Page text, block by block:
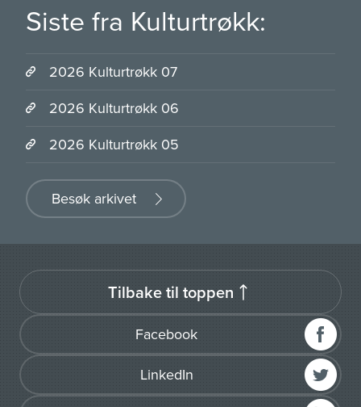
Siste fra Kulturtrøkk:
2026 Kulturtrøkk 07
2026 Kulturtrøkk 06
2026 Kulturtrøkk 05
Besøk arkivet
Facebook
LinkedIn
Tilbake til toppen